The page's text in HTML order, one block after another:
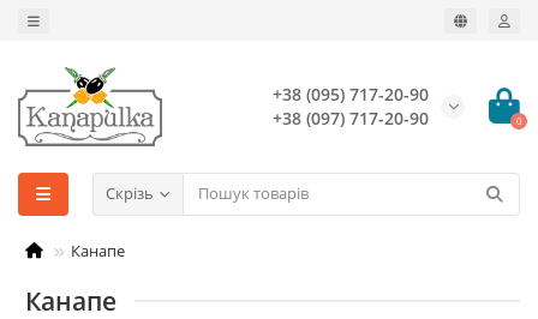
+38 (095) 717-20-90
+38 (097) 717-20-90
0
Скрізь
Канапе
Канапе